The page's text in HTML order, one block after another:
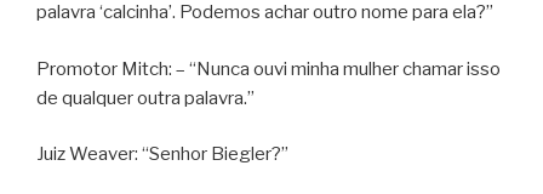
palavra ‘calcinha’. Podemos achar outro nome para ela?”
Promotor Mitch: – “Nunca ouvi minha mulher chamar isso
de qualquer outra palavra.”
Juiz Weaver: “Senhor Biegler?”